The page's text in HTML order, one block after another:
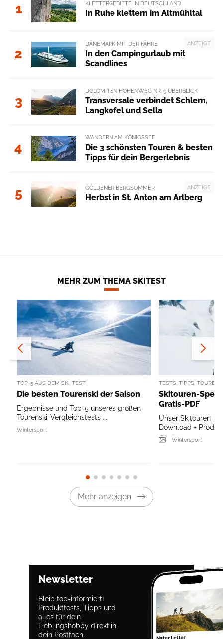
1 KLETTERGEBIETE IN DEUTSCHLAND
In Ruhe klettern im Altmühltal
2
ANZEIGE
DÄNEMARK MIT DER FÄHRE
In den Campingurlaub mit
Scandlines
3
DOLOMITEN HÖHENWEG NR. 9 ÜBERBLICK
Transversale verbindet Schlern,
Langkofel und Sella
4
WANDERN AM KÖNIGSSEE
Die 3 schönsten Touren & besten
Tipps für dein Bergerlebnis
5 ANZEIGE
GOLDENER BERGSOMMER
Herbst in St. Anton am Arlberg
MEHR ZUM THEMA SKITEST
TOP-5 AUS DEM SKI-TEST
Die besten Tourenski der Saison
Ergebnisse und Top-5 unseres großen
Tourenski-Vergleichstests ...
Wintersport
TESTS, TIPPS, TOUREN
Skitouren-
Gratis-PDF
Unser Skitouren-
Download +
Wintersport
Mehr anzeigen
Newsletter
Bleib top-informiert!
Produkttests, Tipps und
alles für dein
Lieblingshobby direkt in
dein Postfach.